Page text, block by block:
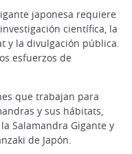
japonesa requiere
científica, la
y la divulgación pública.
esfuerzos de
que trabajan para
y sus hábitats,
Salamandra Gigante y
de Japón.